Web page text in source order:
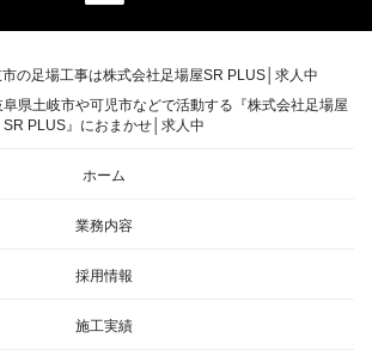
県土岐市や可児市などで活動する『株式会社足場屋
SR PLUS』におまかせ│求人中
ホーム
業務内容
採用情報
施工実績